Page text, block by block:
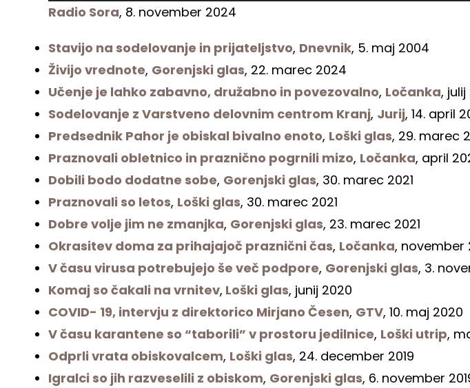
Radio Sora, 8. november 2024
Stavijo na sodelovanje in prijateljstvo, Dnevnik, 5. maj 2004
Živijo vrednote, Gorenjski glas, 22. marec 2024
Učenje je lahko zabavno, družabno in povezovalno, Ločanka,
Sodelovanje z Varstveno delovnim centrom Kranj, Jurij, 14. april
Predsednik Pahor je obiskal bivalno enoto, Loški glas, 29. marec
Praznovali obletnico in praznično pogrnili mizo, Ločanka, april
Dobili bodo dodatne sobe, Gorenjski glas, 30. marec 2021
Praznovali so letos, Loški glas, 30. marec 2021
Dobre volje jim ne zmanjka, Gorenjski glas, 23. marec 2021
Okrasitev doma za prihajajoč praznični čas, Ločanka, november
V času virusa potrebujejo še več podpore, Gorenjski glas, 3.
Komaj so čakali na vrnitev, Loški glas, junij 2020
COVID- 19, intervju z direktorico Mirjano Česen, GTV, 10. maj 2020
V času karantene so “taborili” v prostoru jedilnice, Loški utrip,
Odprli vrata obiskovalcem, Loški glas, 24. december 2019
Igralci so jih razveselili z obiskom, Gorenjski glas, 6. november